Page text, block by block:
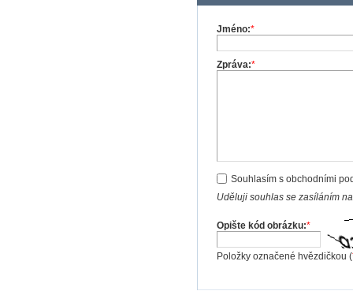
Jméno:*
Zpráva:*
Souhlasím s obchodními
Uděluji souhlas se zasíláním
Opište kód obrázku:*
Položky označené hvězdičkou (